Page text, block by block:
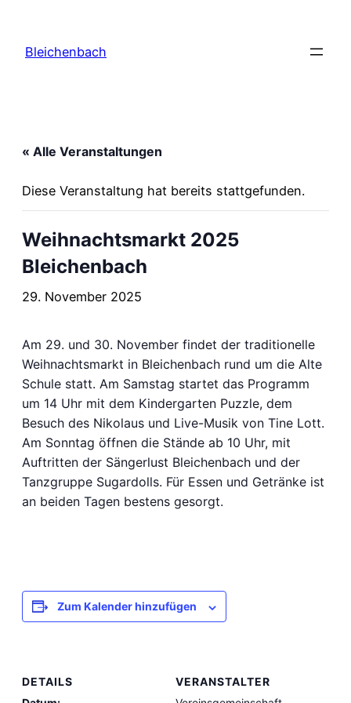
Bleichenbach
« Alle Veranstaltungen
Diese Veranstaltung hat bereits stattgefunden.
Weihnachtsmarkt 2025
Bleichenbach
29. November 2025
Am 29. und 30. November findet der traditionelle
Weihnachtsmarkt in Bleichenbach rund um die Alte
Schule statt. Am Samstag startet das Programm
um 14 Uhr mit dem Kindergarten Puzzle, dem
Besuch des Nikolaus und Live-Musik von Tine Lott.
Am Sonntag öffnen die Stände ab 10 Uhr, mit
Auftritten der Sängerlust Bleichenbach und der
Tanzgruppe Sugardolls. Für Essen und Getränke ist
an beiden Tagen bestens gesorgt.
Zum Kalender hinzufügen
DETAILS
VERANSTALTER